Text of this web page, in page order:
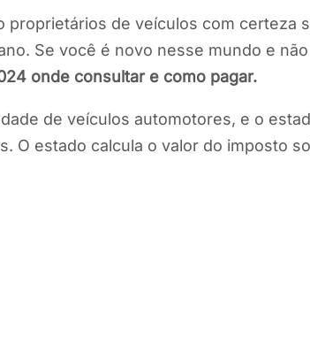
proprietários de veículos com certeza
Se você é novo nesse mundo e
onde consultar e como pagar.
de veículos automotores, e o
O estado calcula o valor do imposto